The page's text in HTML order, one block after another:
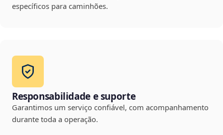
específicos para caminhões.
Responsabilidade e suporte
Garantimos um serviço confiável, com acompanhamento
durante toda a operação.